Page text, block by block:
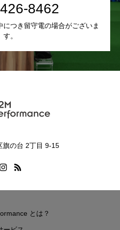
8462
つき留守電の場合がございま
す。
旗の台 2丁目 9-15
とは？